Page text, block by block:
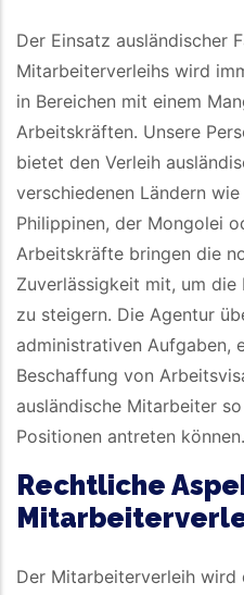
Der Einsatz ausländischer
Mitarbeiterverleihs wird
in Bereichen mit einem
Arbeitskräften. Unsere
bietet den Verleih
verschiedenen Ländern
Philippinen, der Mongolei
Arbeitskräfte bringen die
Zuverlässigkeit mit, um
zu steigern. Die Agentur
administrativen Aufgaben,
Beschaffung von
ausländische Mitarbeiter
Positionen antreten können.
Rechtliche
Der Mitarbeiterverleih wird